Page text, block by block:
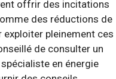
offrir des incitations
des réductions de
exploiter pleinement ces
de consulter un
en énergie